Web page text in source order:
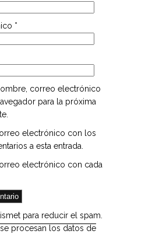
*
correo electrónico
para la próxima
electrónico con los
a esta entrada.
electrónico con cada
para reducir el spam.
procesan los datos de